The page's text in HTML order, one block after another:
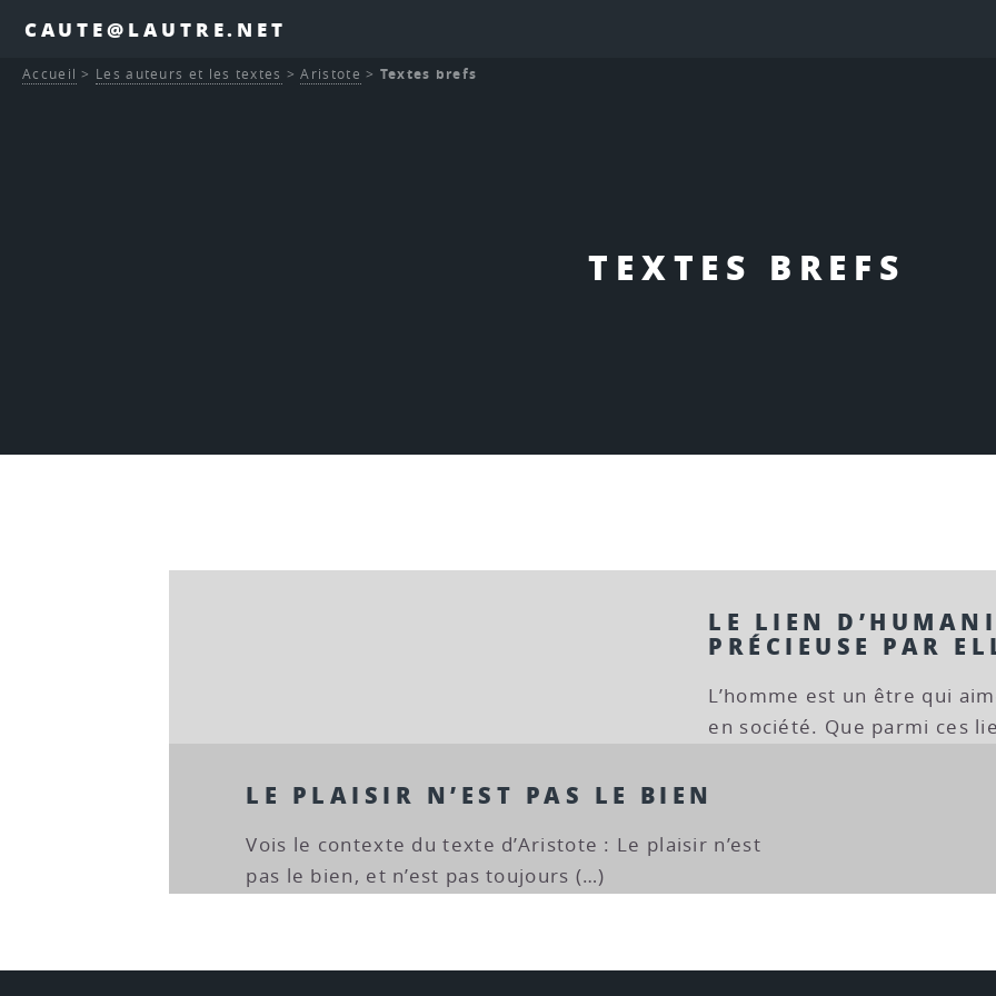
CAUTE@LAUTRE.NET
TEXTES BREFS
Accueil > Les auteurs et les textes >Aristote > Textes brefs
LE LIEN
PRÉCIEUSE PAR
L’homme est un être qui
en société. Que parmi ces
LE PLAISIR N’EST PAS LE BIEN
Vois le contexte du texte d’Aristote : Le plaisir n’est
pas le bien, et n’est pas toujours (…)